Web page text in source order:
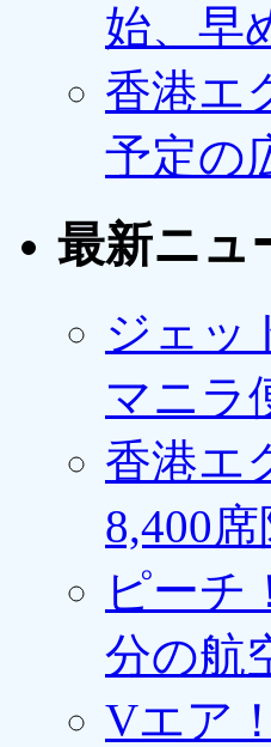
始、早
香港エ
予定の
最新ニュ
ジェッ
マニラ
香港エ
8,400
ピーチ
分の航
Vエア